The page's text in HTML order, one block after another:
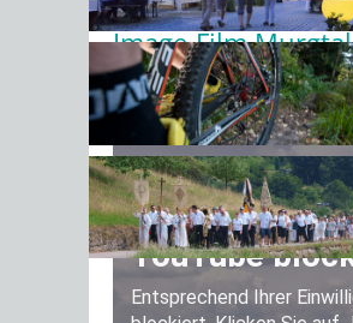
Vorlesen
Image-Film Murgtal
Das Murgtal entdecken